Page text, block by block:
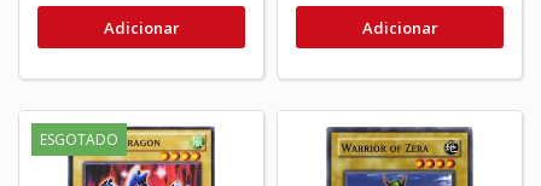
Adicionar Adicionar
ESGOTADO